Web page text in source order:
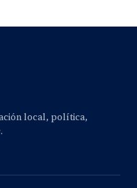
local, política,